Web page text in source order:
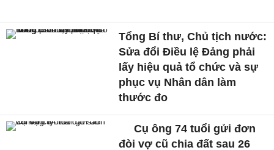
Tổng Bí thư, Chủ tịch nước:
Sửa đổi Điều lệ Đảng phải
lấy hiệu quả tổ chức và sự
phục vụ Nhân dân làm
thước đo
Cụ ông 74 tuổi gửi đơn
đòi vợ cũ chia đất sau 26